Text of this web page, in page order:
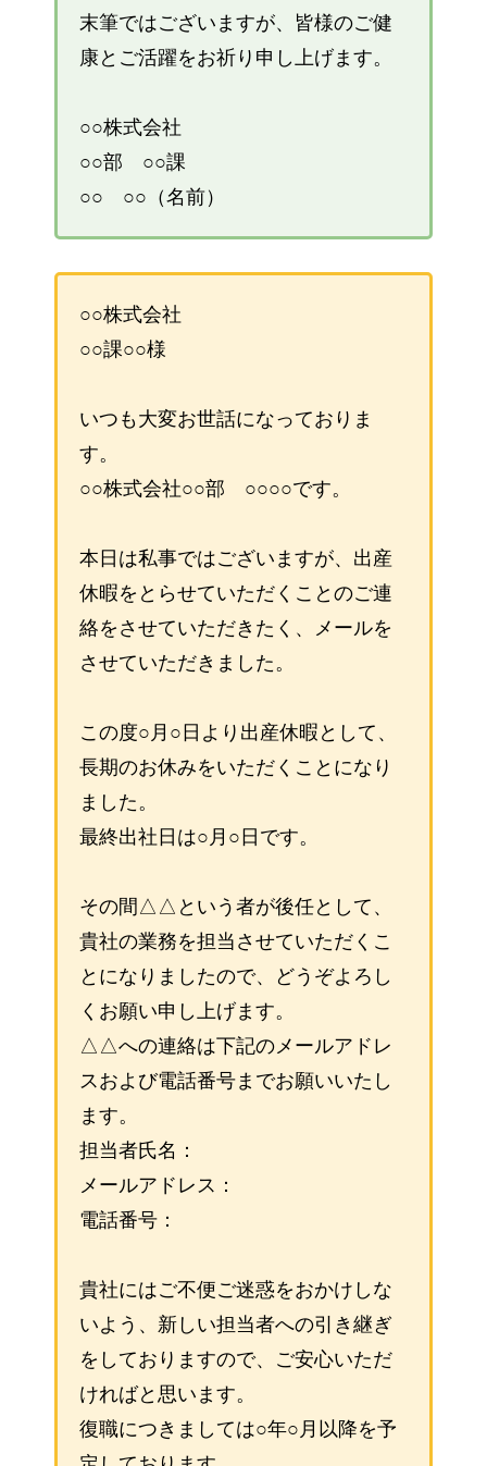
末筆ではございますが、皆様のご健
康とご活躍をお祈り申し上げます。
○○株式会社
○○部 ○○課
○○ ○○（名前）
○○株式会社
○○課○○様
いつも大変お世話になっておりま
す。
○○株式会社○○部 ○○○○です。
本日は私事ではございますが、出産
休暇をとらせていただくことのご連
絡をさせていただきたく、メールを
させていただきました。
この度○月○日より出産休暇として、
長期のお休みをいただくことになり
ました。
最終出社日は○月○日です。
その間△△という者が後任として、
貴社の業務を担当させていただくこ
とになりましたので、どうぞよろし
くお願い申し上げます。
△△への連絡は下記のメールアドレ
スおよび電話番号までお願いいたし
ます。
担当者氏名：
メールアドレス：
電話番号：
貴社にはご不便ご迷惑をおかけしな
いよう、新しい担当者への引き継ぎ
をしておりますので、ご安心いただ
ければと思います。
復職につきましては○年○月以降を予